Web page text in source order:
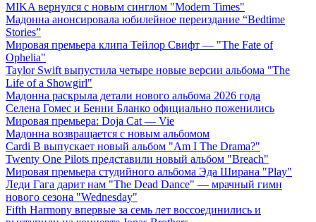
MIKA вернулся с новым синглом "Modern Times"
Мадонна анонсировала юбилейное переиздание “Bedtime
Stories”
Мировая премьера клипа Тейлор Свифт — "The Fate of
Ophelia"
Taylor Swift выпустила четыре новые версии альбома "The
Life of a Showgirl"
Мадонна раскрыла детали нового альбома 2026 года
Селена Гомес и Бенни Бланко официально поженились
Мировая премьера: Doja Cat — Vie
Мадонна возвращается с новым альбомом
Cardi B выпускает новый альбом "Am I The Drama?"
Twenty One Pilots представили новый альбом "Breach"
Мировая премьера студийного альбома Эда Ширана "Play"
Леди Гага дарит нам "The Dead Dance" — мрачный гимн
нового сезона "Wednesday"
Fifth Harmony впервые за семь лет воссоединились и